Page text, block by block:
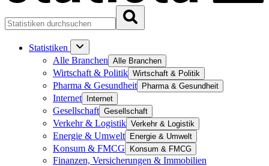
Statistiken
Alle Branchen Alle Branchen
Wirtschaft & Politik Wirtschaft & Politik
Pharma & Gesundheit Pharma & Gesundheit
Internet Internet
Gesellschaft Gesellschaft
Verkehr & Logistik Verkehr & Logistik
Energie & Umwelt Energie & Umwelt
Konsum & FMCG Konsum & FMCG
Finanzen, Versicherungen & Immobilien